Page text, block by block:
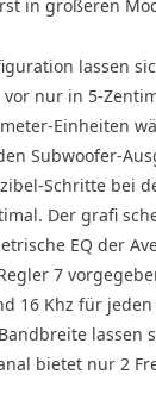
in größeren
lassen
nur in 5-
Einheiten
Subwoofer-
Schritte bei
Der grafi
EQ der
7
16 Khz für
lassen
bietet nur 2